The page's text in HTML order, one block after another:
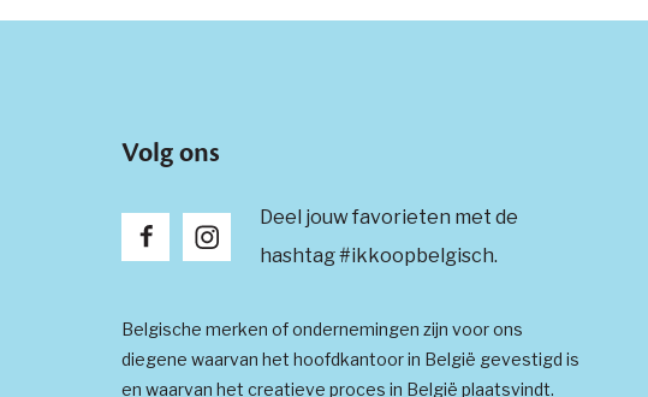
Volg ons
Deel jouw favorieten met de
hashtag #ikkoopbelgisch.
Belgische merken of ondernemingen zijn voor ons
diegene waarvan het hoofdkantoor in België gevestigd is
en waarvan het creatieve proces in België plaatsvindt.